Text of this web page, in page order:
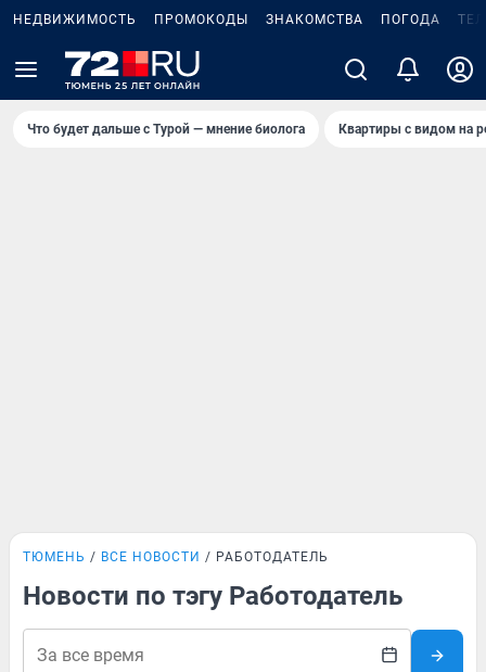
НЕДВИЖИМОСТЬ ПРОМОКОДЫ ЗНАКОМСТВА ПОГОДА
Что будет дальше с Турой — мнение биолога Квартиры с видом на
ТЮМЕНЬ ВСЕ НОВОСТИ РАБОТОДАТЕЛЬ
Новости по тэгу Работодатель